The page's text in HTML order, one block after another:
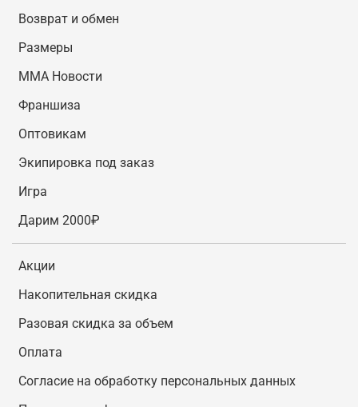
Возврат и обмен
Размеры
MMA Новости
Франшиза
Оптовикам
Экипировка под заказ
Игра
Дарим 2000₽
Акции
Накопительная скидка
Разовая скидка за объем
Оплата
Согласие на обработку персональных данных